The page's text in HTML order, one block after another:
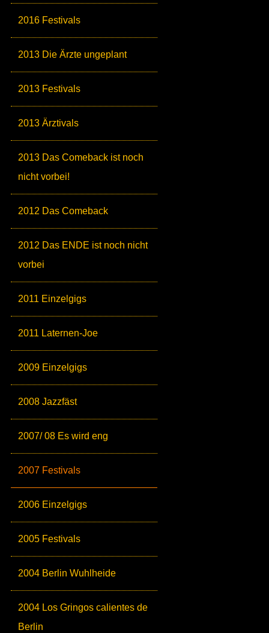
2016 Festivals
2013 Die Ärzte ungeplant
2013 Festivals
2013 Ärztivals
2013 Das Comeback ist noch
nicht vorbei!
2012 Das Comeback
2012 Das ENDE ist noch nicht
vorbei
2011 Einzelgigs
2011 Laternen-Joe
2009 Einzelgigs
2008 Jazzfäst
2007/ 08 Es wird eng
2007 Festivals
2006 Einzelgigs
2005 Festivals
2004 Berlin Wuhlheide
2004 Los Gringos calientes de
Berlin